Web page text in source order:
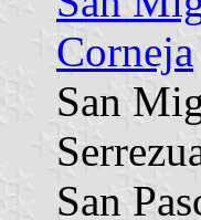
Corneja
San
San